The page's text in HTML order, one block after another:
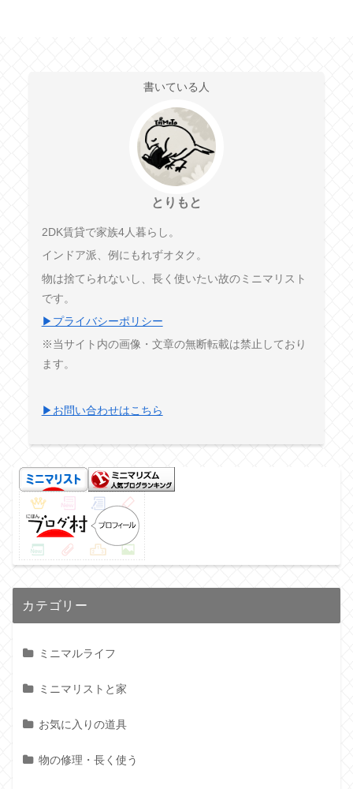
書いている人
とりもと
2DK賃貸で家族4人暮らし。
インドア派、例にもれずオタク。
物は捨てられないし、長く使いたい故のミニマリスト
です。
▶プライバシーポリシー
※当サイト内の画像・文章の無断転載は禁止しており
ます。
▶お問い合わせはこちら
カテゴリー
ミニマルライフ
ミニマリストと家
お気に入りの道具
物の修理・長く使う